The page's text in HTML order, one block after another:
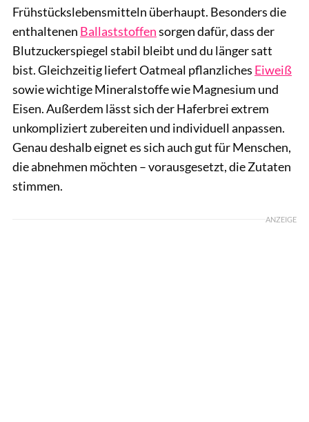
Frühstückslebensmitteln überhaupt. Besonders die
enthaltenen Ballaststoffensorgen dafür, dass der
Blutzuckerspiegel stabil bleibt und du länger satt
bist. Gleichzeitig liefert Oatmeal pflanzliches Eiweiß
sowie wichtige Mineralstoffe wie Magnesium und
Eisen. Außerdem lässt sich der Haferbrei extrem
unkompliziert zubereiten und individuell anpassen.
Genau deshalb eignet es sich auch gut für Menschen,
die abnehmen möchten – vorausgesetzt, die Zutaten
stimmen.
ANZEIGE